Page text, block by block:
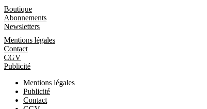
Boutique
Abonnements
Newsletters
Mentions légales
Contact
CGV
Publicité
Mentions légales
Publicité
Contact